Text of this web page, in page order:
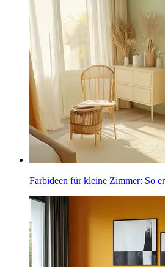
Farbideen für kleine Zimmer: So